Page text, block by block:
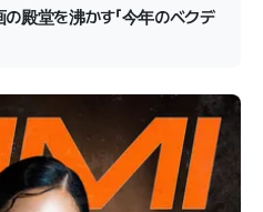
殿堂を沸かす「今年のベクデ